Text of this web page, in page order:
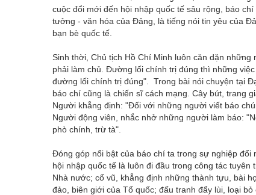
cuộc đổi mới đến hội nhập quốc tế sâu rộng, báo
tưởng - văn hóa của Đảng, là tiếng nói tin yêu của
bạn bè quốc tế.
Sinh thời, Chủ tịch Hồ Chí Minh luôn căn dặn
phải làm chủ. Đường lối chính trị đúng thì những
đường lối chính trị đúng". Trong bài nói chuyện tại
báo chí cũng là chiến sĩ cách mạng. Cây bút, trang
Người khẳng định: "Đối với những người viết báo
Người động viên, nhắc nhở những người làm báo:
phò chính, trừ tà".
Đóng góp nổi bật của báo chí ta trong sự nghiệp
hội nhập quốc tế là luôn đi đầu trong công tác
Nhà nước; cổ vũ, khẳng định những thành tựu, bài
đảo, biên giới của Tổ quốc; đấu tranh đẩy lùi, loại